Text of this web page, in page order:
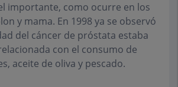
importante, como ocurre en los
y mama. En 1998 ya se observó
del cáncer de próstata estaba
con el consumo de
aceite de oliva y pescado.